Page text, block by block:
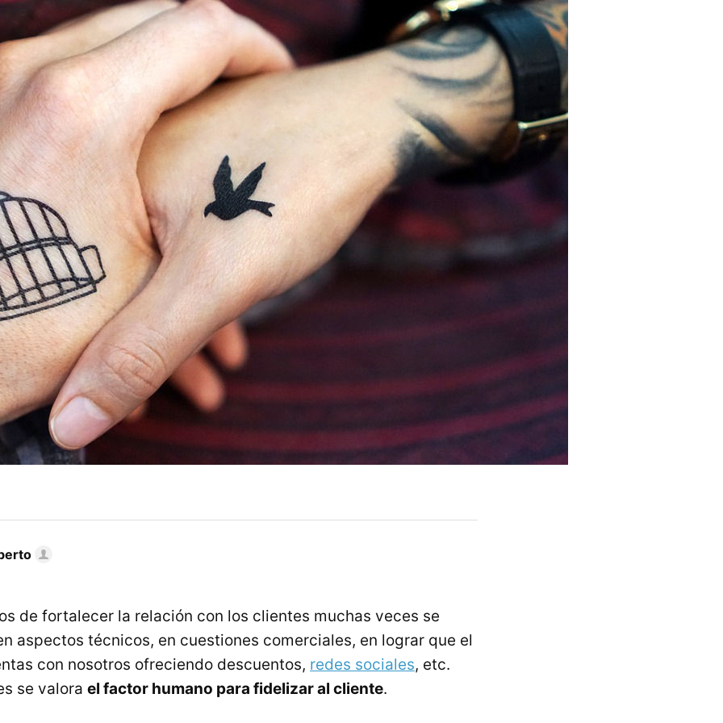
de fortalecer la relación con los clientes muchas veces se
aspectos técnicos, en cuestiones comerciales, en lograr que el
con nosotros ofreciendo descuentos, redes sociales, etc.
se valora el factor humano para fidelizar al cliente.